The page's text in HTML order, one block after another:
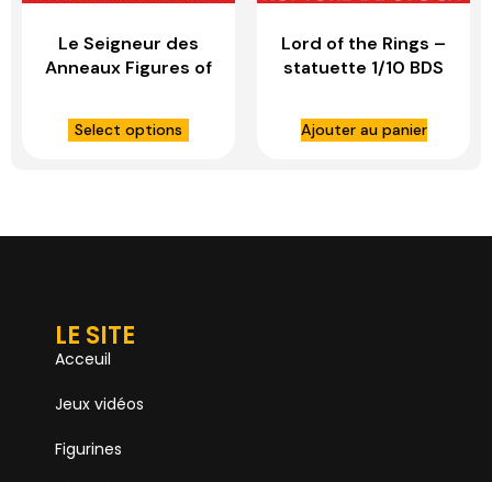
Le Seigneur des
Anneaux Figures of
PVC Lurtz – WETA
WORKSHOP
Select options
Lord of the Rings –
statuette 1/10 BDS
IRON STUDIOS
Ajouter au panier
LE SITE
Acceuil
Jeux vidéos
Figurines